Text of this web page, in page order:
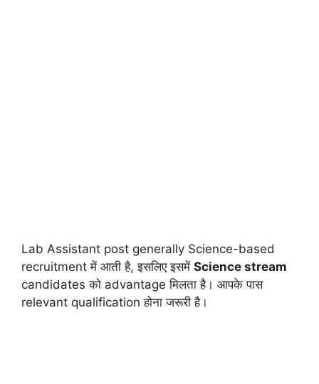
Lab Assistant post generally Science-based
recruitment में आती है, इसलिए इसमें Science stream
candidates को advantage मिलता है। आपके पास
relevant qualification होना जरूरी है।